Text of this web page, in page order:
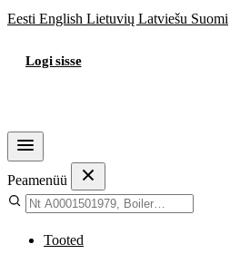
Eesti English Lietuvių Latviešu Suomi
Logi sisse
Peamenüü
Tooted